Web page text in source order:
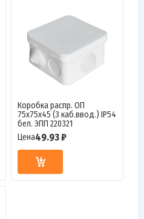
Коробка распр. ОП
75х75х45 (3 каб.ввод.) IP54
бел. ЭПП 220321
Цена49.93 ₽